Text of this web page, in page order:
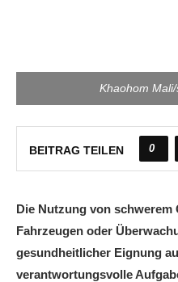
Khaohom
BEITRAG TEILEN 0
Die Nutzung von schwerem
Fahrzeugen oder
gesundheitlicher Eignung
verantwortungsvolle